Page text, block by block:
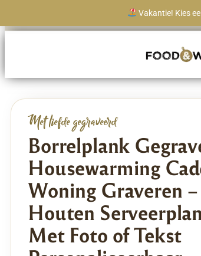
Vakantie! Kies
Met liefde gegraveerd
Borrelplank
Housewarming
Woning Graveren
Houten
Met Foto of Tekst